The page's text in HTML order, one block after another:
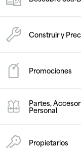
Construir y
Promociones
Partes,
Personal
Propietarios
Doo 2026 es tu
que te llama.
sumergirse en algo
Conoce más
El único
Para cualquier
motos acuáticas y